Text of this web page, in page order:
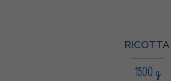
RICOTTA
1500 g